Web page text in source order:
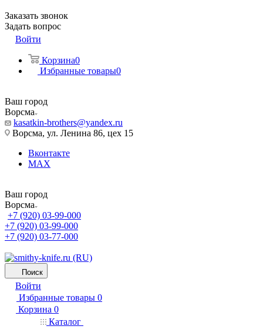
Заказать звонок
Задать вопрос
Войти
Корзина0
Избранные товары0
Ваш город
Ворсма
kasatkin-brothers@yandex.ru
Ворсма, ул. Ленина 86, цех 15
Вконтакте
MAX
Ваш город
Ворсма
+7 (920) 03-99-000
+7 (920) 03-99-000
+7 (920) 03-77-000
Поиск
Войти
Избранные товары 0
Корзина 0
Каталог